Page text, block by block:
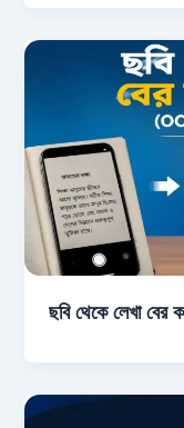
ছবি থেকে লেখা